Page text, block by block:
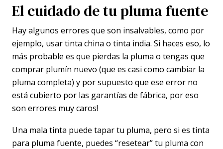
El cuidado de tu pluma fuente
Hay algunos errores que son insalvables, como por
ejemplo, usar tinta china o tinta india. Si haces eso, lo
más probable es que pierdas la pluma o tengas que
comprar plumín nuevo (que es casi como cambiar la
pluma completa) y por supuesto que ese error no
está cubierto por las garantías de fábrica, por eso
son errores muy caros!
Una mala tinta puede tapar tu pluma, pero si es tinta
para pluma fuente, puedes “resetear” tu pluma con